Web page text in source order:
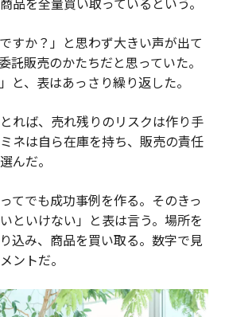
すか？」と思わず大きい声が出て
託販売のかたちだと思っていた。
と、表はあっさり繰り返した。
れば、売れ残りのリスクは作り手
ネは自ら在庫を持ち、販売の責任
んだ。
てでも成功事例を作る。そのきっ
といけない」と表は言う。場所を
込み、商品を買い取る。数字で見
ントだ。